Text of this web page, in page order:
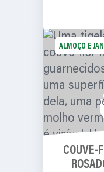
ALMOÇO E
COUVE-